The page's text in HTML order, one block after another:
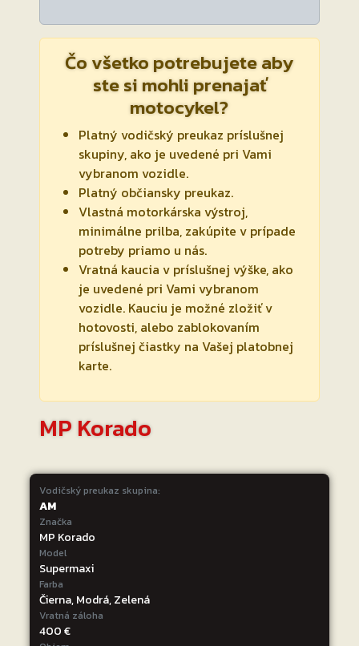
Čo všetko potrebujete aby
ste si mohli prenajať
motocykel?
Platný vodičský preukaz príslušnej
skupiny, ako je uvedené pri Vami
vybranom vozidle.
Platný občiansky preukaz.
Vlastná motorkárska výstroj,
minimálne prilba, zakúpite v prípade
potreby priamo u nás.
Vratná kaucia v príslušnej výške, ako
je uvedené pri Vami vybranom
vozidle. Kauciu je možné zložiť v
hotovosti, alebo zablokovaním
príslušnej čiastky na Vašej platobnej
karte.
MP Korado
Vodičský preukaz skupina:
AM
Značka
MP Korado
Model
Supermaxi
Farba
Čierna, Modrá, Zelená
Vratná záloha
400 €